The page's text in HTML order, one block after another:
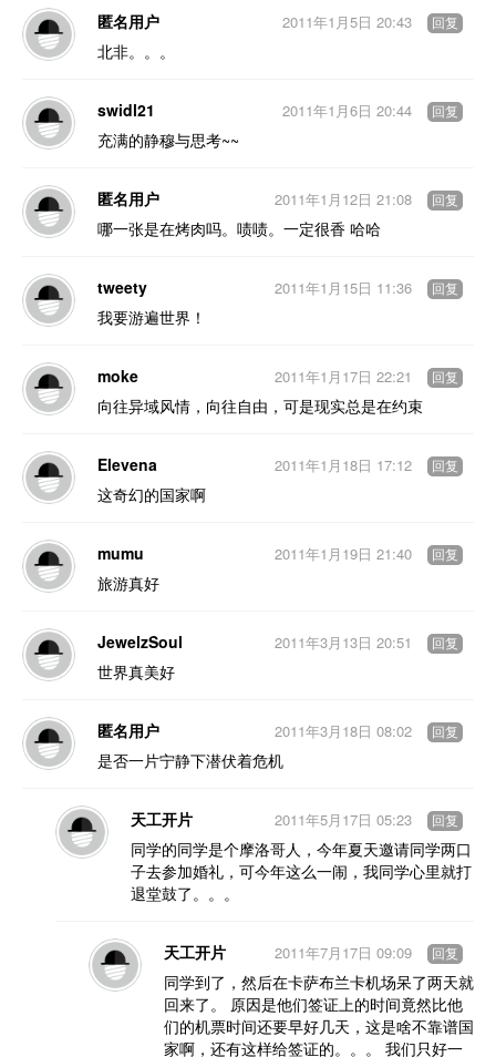
匿名用户
北非。。。
2011年1月5日 20:43 回复
swidl21
充满的静穆与思考~~
2011年1月6日 20:44 回复
匿名用户
哪一张是在烤肉吗。啧啧。一定很香 哈哈
2011年1月12日 21:08 回复
tweety
我要游遍世界！
2011年1月15日 11:36 回复
moke
向往异域风情，向往自由，可是现实总是在约束
2011年1月17日 22:21 回复
Elevena
这奇幻的国家啊
2011年1月18日 17:12 回复
mumu
旅游真好
2011年1月19日 21:40 回复
JewelzSoul
世界真美好
2011年3月13日 20:51 回复
匿名用户
是否一片宁静下潜伏着危机
2011年3月18日 08:02 回复
天工开片
同学的同学是个摩洛哥人，今年夏天邀请同学两口
子去参加婚礼，可今年这么一闹，我同学心里就打
退堂鼓了。。。
2011年5月17日 05:23 回复
天工开片
同学到了，然后在卡萨布兰卡机场呆了两天就
回来了。 原因是他们签证上的时间竟然比他
们的机票时间还要早好几天，这是啥不靠谱国
家啊，还有这样给签证的。。。 我们只好一
2011年7月17日 09:09 回复